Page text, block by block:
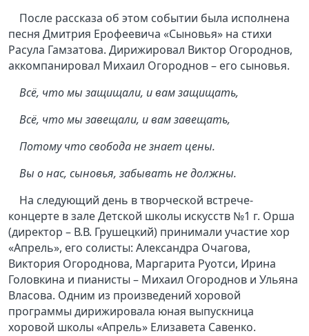
После рассказа об этом событии была исполнена
песня Дмитрия Ерофеевича «Сыновья» на стихи
Расула Гамзатова. Дирижировал Виктор Огороднов,
аккомпанировал Михаил Огороднов – его сыновья.
Всё, что мы защищали, и вам защищать,
Всё, что мы завещали, и вам завещать,
Потому что свобода не знает цены.
Вы о нас, сыновья, забывать не должны.
На следующий день в творческой встрече-
концерте в зале Детской школы искусств №1 г. Орша
(директор – В.В. Грушецкий) принимали участие хор
«Апрель», его солисты: Александра Очагова,
Виктория Огороднова, Маргарита Руотси, Ирина
Головкина и пианисты – Михаил Огороднов и Ульяна
Власова. Одним из произведений хоровой
программы дирижировала юная выпускница
хоровой школы «Апрель» Елизавета Савенко.